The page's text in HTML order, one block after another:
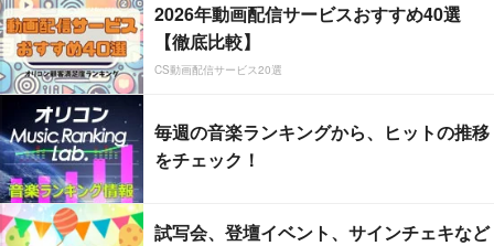
2026年動画配信サービスおすすめ40選
【徹底比較】
CS動画配信サービス20選
毎週の音楽ランキングから、ヒットの推移
をチェック！
試写会、登壇イベント、サインチェキなど